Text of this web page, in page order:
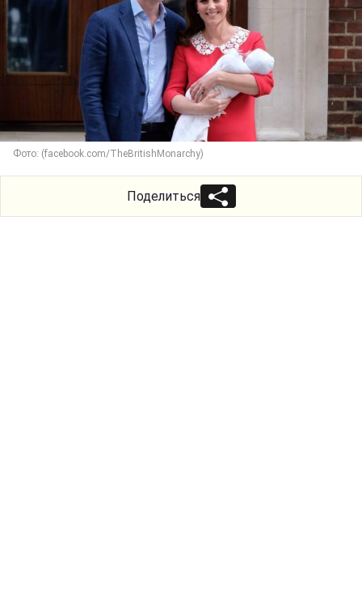
Фото: (facebook.com/TheBritishMonarchy)
Поделиться